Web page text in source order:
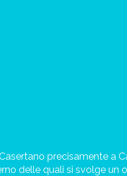
precisamente a
delle quali si svolge un